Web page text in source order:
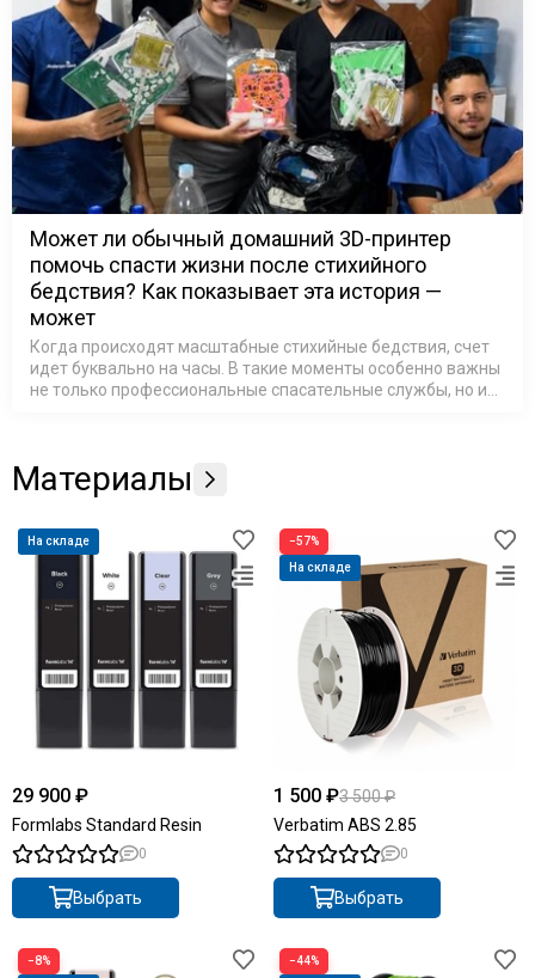
Может ли обычный домашний 3D-принтер
помочь спасти жизни после стихийного
бедствия? Как показывает эта история —
может
Когда происходят масштабные стихийные бедствия, счет
идет буквально на часы. В такие моменты особенно важны
не только профессиональные спасательные службы, но и
Материалы
На складе
29 900 ₽
Formlabs Standard Resin
0
Выбрать
−57%
На складе
1 500 ₽3 500 ₽
Verbatim ABS 2.85
0
Выбрать
−8%
−44%